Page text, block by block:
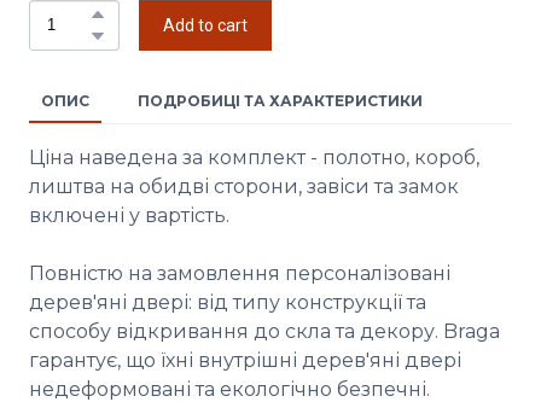
Add to cart
ОПИС ПОДРОБИЦІ ТА ХАРАКТЕРИСТИКИ
Ціна наведена за комплект - полотно, короб,
лиштва на обидві сторони, завіси та замок
включені у вартість.
Повністю на замовлення персоналізовані
дерев'яні двері: від типу конструкції та
способу відкривання до скла та декору. Braga
гарантує, що їхні внутрішні дерев'яні двері
недеформовані та екологічно безпечні.